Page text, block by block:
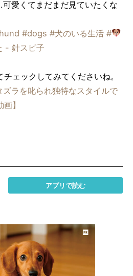
愛くてまだまだ見ていたくな
#dogs #犬のいる生活 #
- 針スピ子
ェックしてみてくださいね。
ズラを叱られ独特なスタイルで
】
アプリで読む